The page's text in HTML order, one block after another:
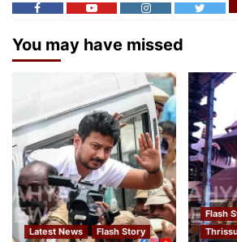
You may have missed
Latest News Flash Story
Flash